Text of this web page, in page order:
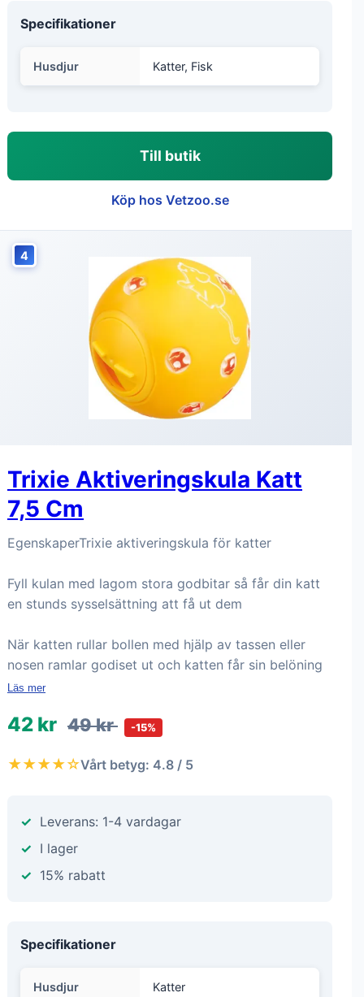
Specifikationer
Husdjur Katter, Fisk
Till butik
Köp hos Vetzoo.se
4
Trixie Aktiveringskula Katt
7,5 Cm
EgenskaperTrixie aktiveringskula för katter
Fyll kulan med lagom stora godbitar så får din katt
en stunds sysselsättning att få ut dem
När katten rullar bollen med hjälp av tassen eller
nosen ramlar godiset ut och katten får sin belöning
Läs mer
42 kr 49 kr -15%
★★★★☆Vårt betyg: 4.8 / 5
Leverans: 1-4 vardagar
I lager
15% rabatt
Specifikationer
Husdjur Katter